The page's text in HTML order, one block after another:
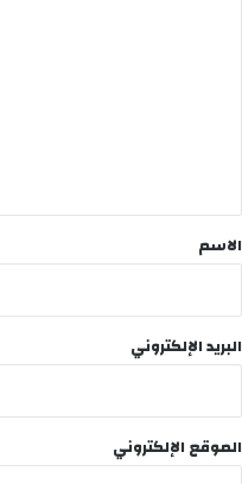
*
الاسم
البريد الإلكتروني
الموقع الإلكتروني